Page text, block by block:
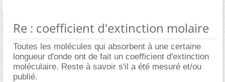
Re : coefficient d'extinction molaire
Toutes les molécules qui absorbent à une certaine
longueur d'onde ont de fait un coefficient d'extinction
moléculaire. Reste à savoir s'il a été mesuré et/ou
publié.